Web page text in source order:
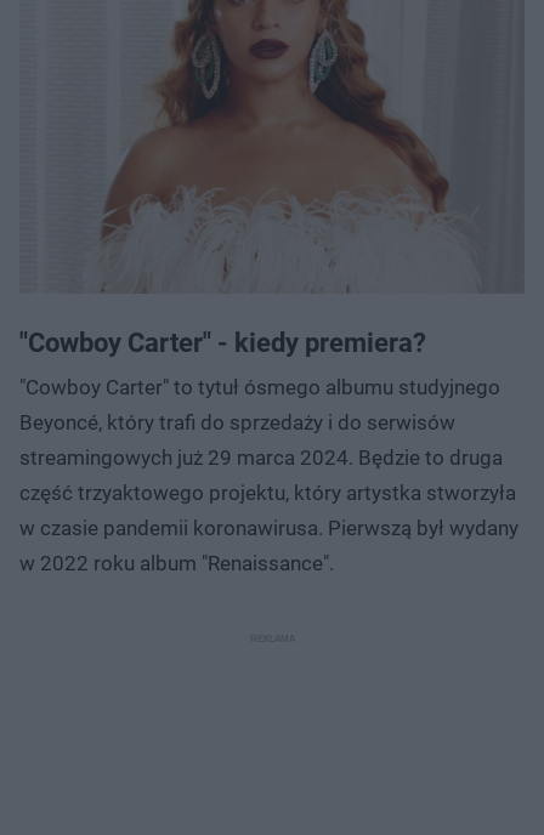
"Cowboy Carter" - kiedy premiera?
"Cowboy Carter" to tytuł ósmego albumu studyjnego
Beyoncé, który trafi do sprzedaży i do serwisów
streamingowych już 29 marca 2024. Będzie to druga
część trzyaktowego projektu, który artystka stworzyła
w czasie pandemii koronawirusa. Pierwszą był wydany
w 2022 roku album "Renaissance".